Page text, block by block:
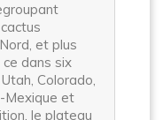
et plus
dans six
Colorado,
Mexique et
le plateau